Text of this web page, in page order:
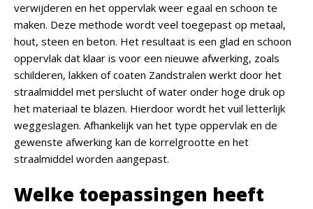
verwijderen en het oppervlak weer egaal en schoon te
maken. Deze methode wordt veel toegepast op metaal,
hout, steen en beton. Het resultaat is een glad en schoon
oppervlak dat klaar is voor een nieuwe afwerking, zoals
schilderen, lakken of coaten Zandstralen werkt door het
straalmiddel met perslucht of water onder hoge druk op
het materiaal te blazen. Hierdoor wordt het vuil letterlijk
weggeslagen. Afhankelijk van het type oppervlak en de
gewenste afwerking kan de korrelgrootte en het
straalmiddel worden aangepast.
Welke toepassingen heeft